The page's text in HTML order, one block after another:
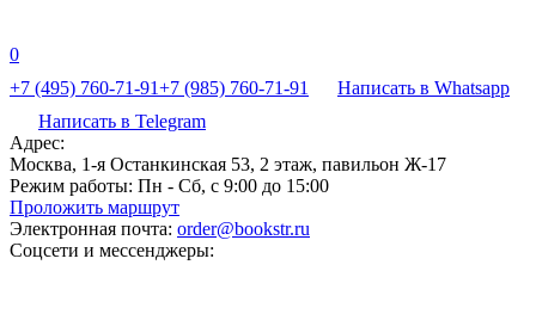
0
+7 (495) 760-71-91+7 (985) 760-71-91
Написать в Whatsapp
Написать в Telegram
Адрес:
Москва, 1-я Останкинская 53, 2 этаж, павильон Ж-17
Режим работы: Пн - Сб, с 9:00 до 15:00
Проложить маршрут
Электронная почта: order@bookstr.ru
Соцсети и мессенджеры: